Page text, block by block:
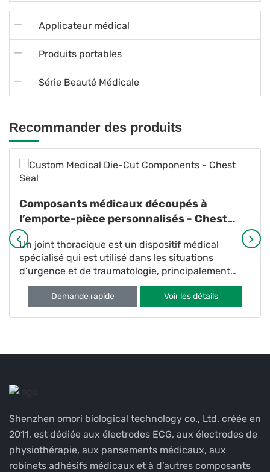
Applicateur médical
Produits portables
Série Beauté Médicale
Recommander des produits
Composants médicaux découpés à
l’emporte-pièce personnalisés - Chest
Seal
Un joint thoracique est un dispositif médical
spécialisé qui est utilisé dans les situations
d’urgence et de traumatologie, principalement
pour le traitement d’affections telles que le
pneumothorax (colla
Demande rapide Voir les détails
Shenzhen omori biological technology co., Ltd. créée en
2011, est dédiée aux électrodes ECG, aux électrodes de
physiothérapie, aux pansements médicaux, aux
robinets adhésifs médicaux et à d’autres composants